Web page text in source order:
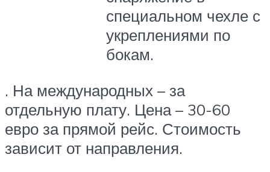
специальном чехле с
укреплениями по
бокам.
. На международных – за
отдельную плату. Цена – 30-60
евро за прямой рейс. Стоимость
зависит от направления.